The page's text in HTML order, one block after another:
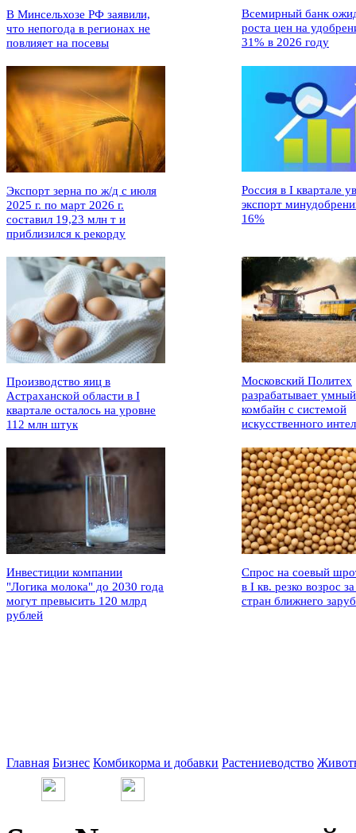
В Минсельхозе РФ заявили,
что непогода в регионах не
повлияет на посевы
Всемирный банк
роста цен на
31% в 2026 году
Экспорт зерна по ж/д с июля
2025 г. по март 2026 г.
составил 19,23 млн т и
приблизился к рекорду
Россия в I квартале
экспорт
16%
Производство яиц в
Астраханской области в I
квартале осталось на уровне
112 млн штук
Московский Политех
разрабатывает умный
комбайн с системой
искусственного
Инвестиции компании
"Логика молока" до 2030 года
могут превысить 120 млрд
рублей
Спрос на соевый
в I кв. резко возрос
стран ближнего
Главная Бизнес Комбикорма и добавки Растениеводство